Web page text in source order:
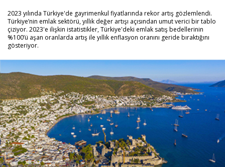
2023 yılında Türkiye'de gayrimenkul fiyatlarında rekor artış gözlemlendi.
Türkiye’nin emlak sektörü, yıllık değer artışı açısından umut verici bir tablo
çiziyor. 2023'e ilişkin istatistikler, Türkiye'deki emlak satış bedellerinin
%100’ü aşan oranlarda artış ile yıllık enflasyon oranını geride bıraktığını
gösteriyor.